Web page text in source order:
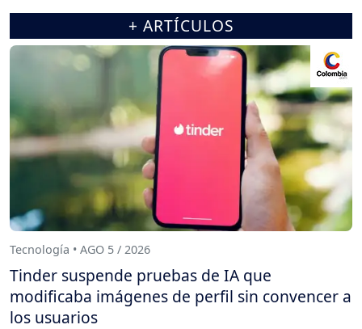
+ ARTÍCULOS
Tecnología • AGO 5 / 2026
Tinder suspende pruebas de IA que
modificaba imágenes de perfil sin convencer a
los usuarios